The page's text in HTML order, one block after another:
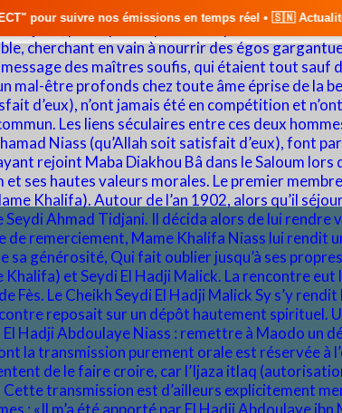
émissions en temps réel • 🇸🇳 Actualités du Sénégal